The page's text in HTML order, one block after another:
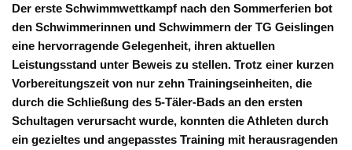
Der erste Schwimmwettkampf nach den Sommerferien bot
den Schwimmerinnen und Schwimmern der TG Geislingen
eine hervorragende Gelegenheit, ihren aktuellen
Leistungsstand unter Beweis zu stellen. Trotz einer kurzen
Vorbereitungszeit von nur zehn Trainingseinheiten, die
durch die Schließung des 5-Täler-Bads an den ersten
Schultagen verursacht wurde, konnten die Athleten durch
ein gezieltes und angepasstes Training mit herausragenden